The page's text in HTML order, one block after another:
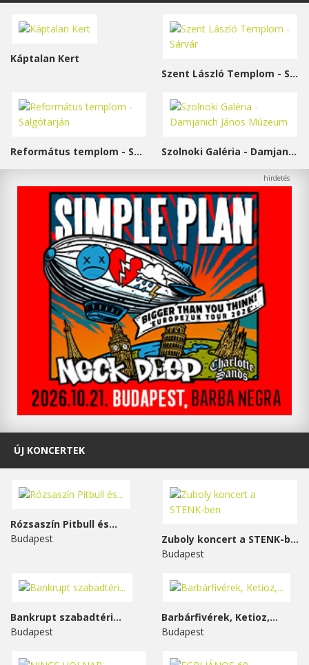
Káptalan Kert
Szent László Templom - Sárvár
Református templom - Salgótarján Szolnoki Galéria - Damjanich János Múzeum
ÚJ KONCERTEK
Rózsaszín Pitbull és...
Budapest
Zuboly koncert a STENK-ben
Budapest
Bankrupt szabadtéri...
Budapest
Barbárfivérek, Ketioz,...
Budapest